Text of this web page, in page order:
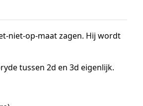
niet-op-maat zagen. Hij wordt
tussen 2d en 3d eigenlijk.